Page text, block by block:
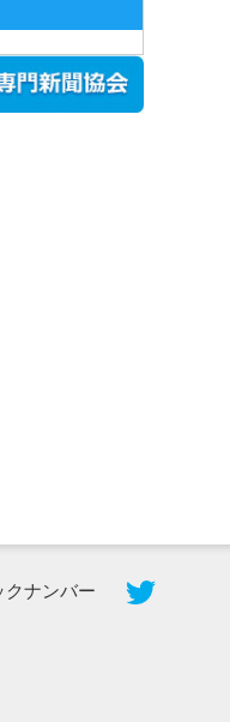
本文部科学
クナンバー